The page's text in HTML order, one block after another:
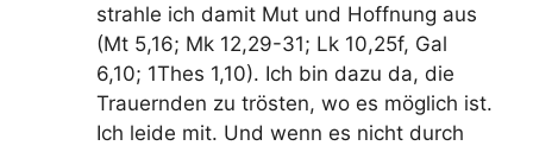
strahle ich damit Mut und Hoffnung aus
(Mt 5,16; Mk 12,29-31; Lk 10,25f, Gal
6,10; 1Thes 1,10). Ich bin dazu da, die
Trauernden zu trösten, wo es möglich ist.
Ich leide mit. Und wenn es nicht durch